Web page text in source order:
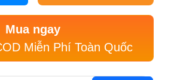
Mua ngay
Miễn Phí Toàn Quốc